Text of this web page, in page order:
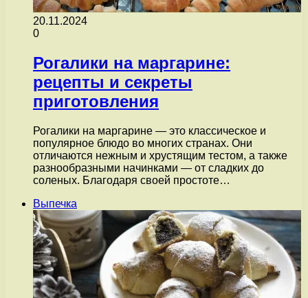
20.11.2024
0
Рогалики на маргарине:
рецепты и секреты
приготовления
Рогалики на маргарине — это классическое и
популярное блюдо во многих странах. Они
отличаются нежным и хрустящим тестом, а также
разнообразными начинками — от сладких до
соленых. Благодаря своей простоте…
Выпечка